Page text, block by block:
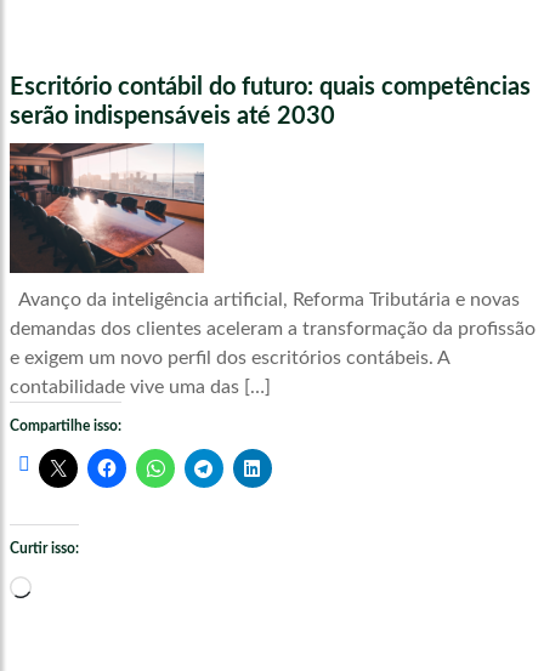
Escritório contábil do futuro: quais competências
serão indispensáveis até 2030
Avanço da inteligência artificial, Reforma Tributária e novas
demandas dos clientes aceleram a transformação da profissão
e exigem um novo perfil dos escritórios contábeis. A
contabilidade vive uma das […]
Compartilhe isso:
Curtir isso:
Carregando...